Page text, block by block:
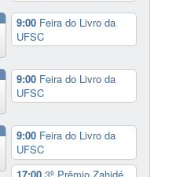
9:00 Feira do Livro da
UFSC
9:00 Feira do Livro da
UFSC
9:00 Feira do Livro da
UFSC